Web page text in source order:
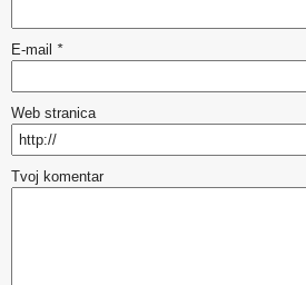
E-mail *
Web stranica
Tvoj komentar